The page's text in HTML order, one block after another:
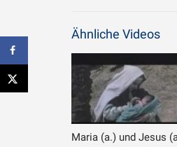
Ähnliche Videos